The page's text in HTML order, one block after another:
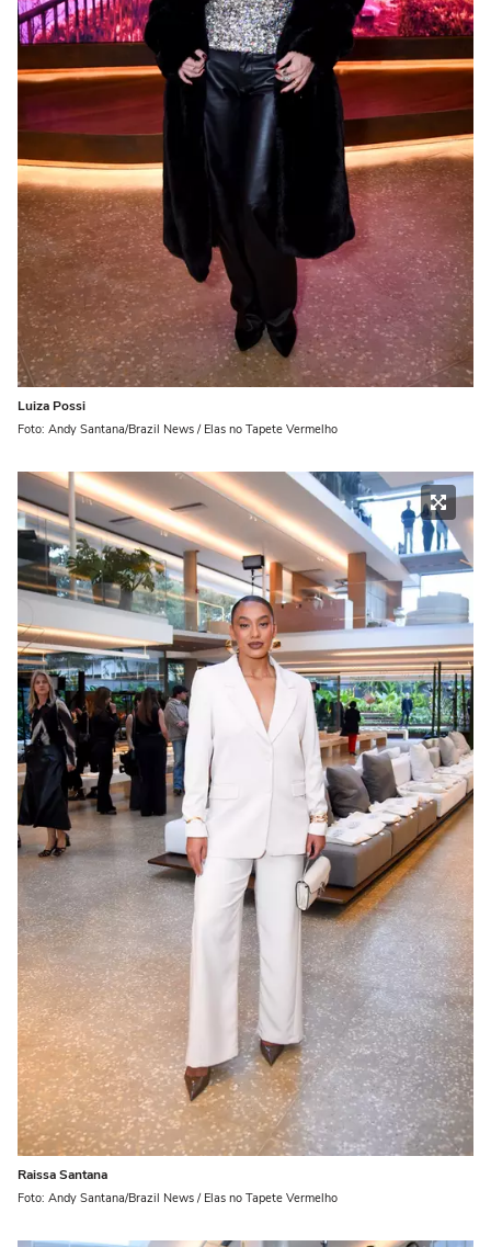
Luiza Possi
Foto: Andy Santana/Brazil News / Elas no Tapete Vermelho
Raissa Santana
Foto: Andy Santana/Brazil News / Elas no Tapete Vermelho